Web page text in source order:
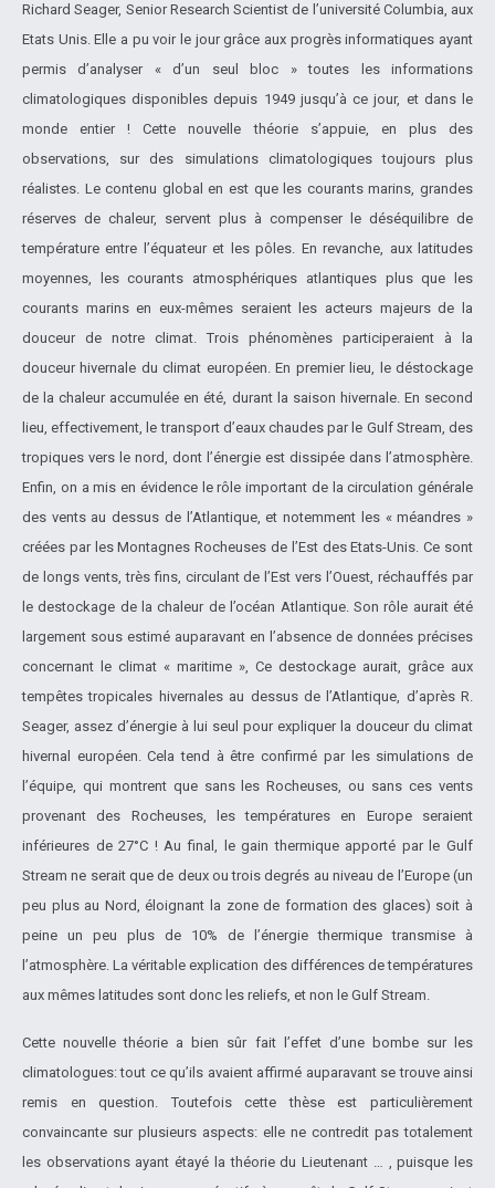
Richard Seager, Senior Research Scientist de l’université Columbia, aux
Etats Unis. Elle a pu voir le jour grâce aux progrès informatiques ayant
permis d’analyser « d’un seul bloc » toutes les informations
climatologiques disponibles depuis 1949 jusqu’à ce jour, et dans le
monde entier ! Cette nouvelle théorie s’appuie, en plus des
observations, sur des simulations climatologiques toujours plus
réalistes. Le contenu global en est que les courants marins, grandes
réserves de chaleur, servent plus à compenser le déséquilibre de
température entre l’équateur et les pôles. En revanche, aux latitudes
moyennes, les courants atmosphériques atlantiques plus que les
courants marins en eux-mêmes seraient les acteurs majeurs de la
douceur de notre climat. Trois phénomènes participeraient à la
douceur hivernale du climat européen. En premier lieu, le déstockage
de la chaleur accumulée en été, durant la saison hivernale. En second
lieu, effectivement, le transport d’eaux chaudes par le Gulf Stream, des
tropiques vers le nord, dont l’énergie est dissipée dans l’atmosphère.
Enfin, on a mis en évidence le rôle important de la circulation générale
des vents au dessus de l’Atlantique, et notemment les « méandres »
créées par les Montagnes Rocheuses de l’Est des Etats-Unis. Ce sont
de longs vents, très fins, circulant de l’Est vers l’Ouest, réchauffés par
le destockage de la chaleur de l’océan Atlantique. Son rôle aurait été
largement sous estimé auparavant en l’absence de données précises
concernant le climat « maritime », Ce destockage aurait, grâce aux
tempêtes tropicales hivernales au dessus de l’Atlantique, d’après R.
Seager, assez d’énergie à lui seul pour expliquer la douceur du climat
hivernal européen. Cela tend à être confirmé par les simulations de
l’équipe, qui montrent que sans les Rocheuses, ou sans ces vents
provenant des Rocheuses, les températures en Europe seraient
inférieures de 27°C ! Au final, le gain thermique apporté par le Gulf
Stream ne serait que de deux ou trois degrés au niveau de l’Europe (un
peu plus au Nord, éloignant la zone de formation des glaces) soit à
peine un peu plus de 10% de l’énergie thermique transmise à
l’atmosphère. La véritable explication des différences de températures
aux mêmes latitudes sont donc les reliefs, et non le Gulf Stream.
Cette nouvelle théorie a bien sûr fait l’effet d’une bombe sur les
climatologues: tout ce qu’ils avaient affirmé auparavant se trouve ainsi
remis en question. Toutefois cette thèse est particulièrement
convaincante sur plusieurs aspects: elle ne contredit pas totalement
les observations ayant étayé la théorie du Lieutenant … , puisque les